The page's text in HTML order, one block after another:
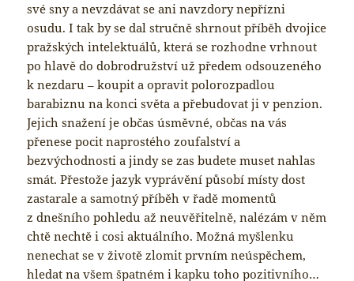
své sny a nevzdávat se ani navzdory nepřízni
osudu. I tak by se dal stručně shrnout příběh dvojice
pražských intelektuálů, která se rozhodne vrhnout
po hlavě do dobrodružství už předem odsouzeného
k nezdaru – koupit a opravit polorozpadlou
barabiznu na konci světa a přebudovat ji v penzion.
Jejich snažení je občas úsměvné, občas na vás
přenese pocit naprostého zoufalství a
bezvýchodnosti a jindy se zas budete muset nahlas
smát. Přestože jazyk vyprávění působí místy dost
zastarale a samotný příběh v řadě momentů
z dnešního pohledu až neuvěřitelně, nalézám v něm
chtě nechtě i cosi aktuálního. Možná myšlenku
nenechat se v životě zlomit prvním neúspěchem,
hledat na všem špatném i kapku toho pozitivního…